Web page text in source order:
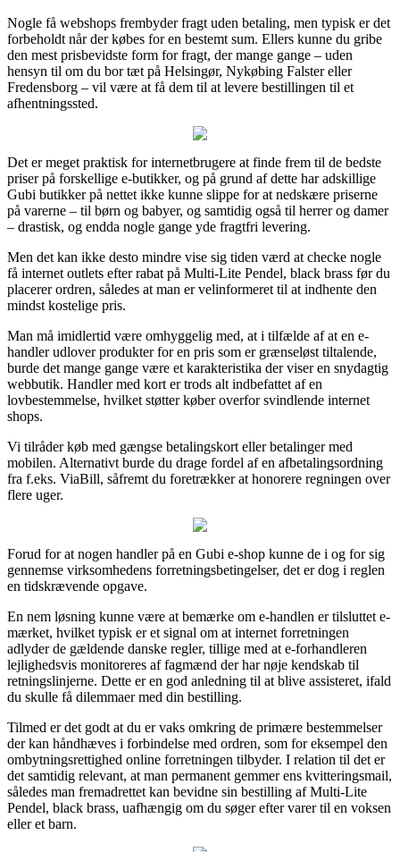
Nogle få webshops frembyder fragt uden betaling, men typisk er det
forbeholdt når der købes for en bestemt sum. Ellers kunne du gribe
den mest prisbevidste form for fragt, der mange gange – uden
hensyn til om du bor tæt på Helsingør, Nykøbing Falster eller
Fredensborg – vil være at få dem til at levere bestillingen til et
afhentningssted.
Det er meget praktisk for internetbrugere at finde frem til de bedste
priser på forskellige e-butikker, og på grund af dette har adskillige
Gubi butikker på nettet ikke kunne slippe for at nedskære priserne
på varerne – til børn og babyer, og samtidig også til herrer og damer
– drastisk, og endda nogle gange yde fragtfri levering.
Men det kan ikke desto mindre vise sig tiden værd at checke nogle
få internet outlets efter rabat på Multi-Lite Pendel, black brass før du
placerer ordren, således at man er velinformeret til at indhente den
mindst kostelige pris.
Man må imidlertid være omhyggelig med, at i tilfælde af at en e-
handler udlover produkter for en pris som er grænseløst tiltalende,
burde det mange gange være et karakteristika der viser en snydagtig
webbutik. Handler med kort er trods alt indbefattet af en
lovbestemmelse, hvilket støtter køber overfor svindlende internet
shops.
Vi tilråder køb med gængse betalingskort eller betalinger med
mobilen. Alternativt burde du drage fordel af en afbetalingsordning
fra f.eks. ViaBill, såfremt du foretrækker at honorere regningen over
flere uger.
Forud for at nogen handler på en Gubi e-shop kunne de i og for sig
gennemse virksomhedens forretningsbetingelser, det er dog i reglen
en tidskrævende opgave.
En nem løsning kunne være at bemærke om e-handlen er tilsluttet e-
mærket, hvilket typisk er et signal om at internet forretningen
adlyder de gældende danske regler, tillige med at e-forhandleren
lejlighedsvis monitoreres af fagmænd der har nøje kendskab til
retningslinjerne. Dette er en god anledning til at blive assisteret, ifald
du skulle få dilemmaer med din bestilling.
Tilmed er det godt at du er vaks omkring de primære bestemmelser
der kan håndhæves i forbindelse med ordren, som for eksempel den
ombytningsrettighed online forretningen tilbyder. I relation til det er
det samtidig relevant, at man permanent gemmer ens kvitteringsmail,
således man fremadrettet kan bevidne sin bestilling af Multi-Lite
Pendel, black brass, uafhængig om du søger efter varer til en voksen
eller et barn.